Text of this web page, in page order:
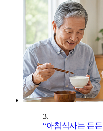
3.
“아침식사는 든